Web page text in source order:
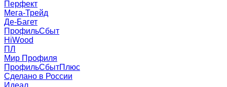
Перфект
Мега-Трейд
Де-Багет
ПрофильСбыт
HiWood
ПЛ
Мир Профиля
ПрофильСбытПлюс
Сделано в России
Идеал